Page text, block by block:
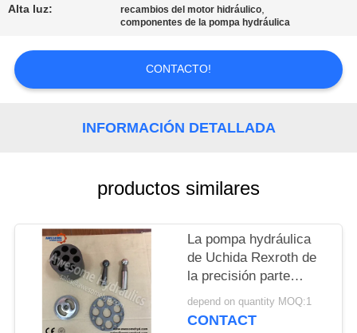
PIDA
SITIO
PRIVACY
POLICY
Alta luz: recambios del motor hidráulico,
componentes de la pompa hydráulica
CONTACTO!
INFORMACIÓN DETALLADA
productos similares
La pompa hydráulica
de Uchida Rexroth de
la precisión parte
A2FE28 A2FE32
A2FE45 A2FE56
depend on quantity MOQ:1
CONTACT